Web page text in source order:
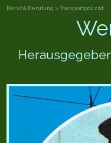
Beruf & Berufung > Transportpolizist